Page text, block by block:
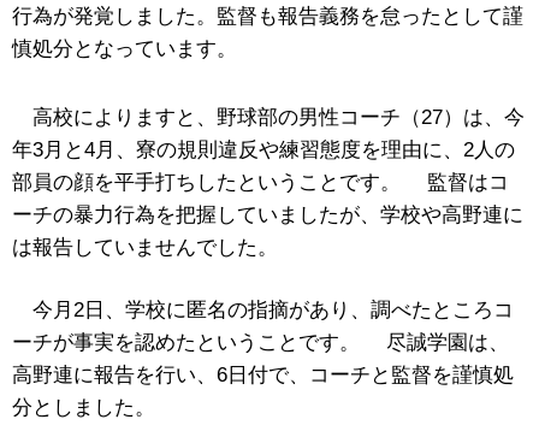
行為が発覚しました。監督も報告義務を怠ったとして謹
慎処分となっています。
高校によりますと、野球部の男性コーチ（27）は、今
年3月と4月、寮の規則違反や練習態度を理由に、2人の
部員の顔を平手打ちしたということです。 監督はコ
ーチの暴力行為を把握していましたが、学校や高野連に
は報告していませんでした。
今月2日、学校に匿名の指摘があり、調べたところコ
ーチが事実を認めたということです。 尽誠学園は、
高野連に報告を行い、6日付で、コーチと監督を謹慎処
分としました。